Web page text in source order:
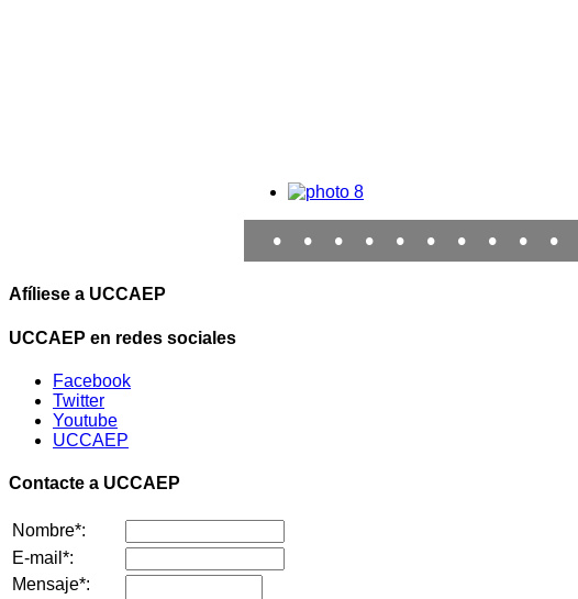
• • • • • • • • • •
Afíliese a UCCAEP
UCCAEP en redes sociales
Facebook
Twitter
Youtube
UCCAEP
Contacte a UCCAEP
Nombre*:
E-mail*:
Mensaje*: